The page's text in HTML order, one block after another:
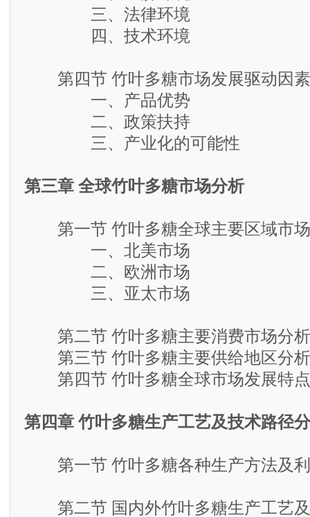
三、法律环境
四、技术环境
第四节 竹叶多糖市场发展驱动因
一、产品优势
二、政策扶持
三、产业化的可能性
第三章 全球竹叶多糖市场分析
第一节 竹叶多糖全球主要区域市
一、北美市场
二、欧洲市场
三、亚太市场
第二节 竹叶多糖主要消费市场分析
第三节 竹叶多糖主要供给地区分析
第四节 竹叶多糖全球市场发展特点
第四章 竹叶多糖生产工艺及技术路径
第一节 竹叶多糖各种生产方法及利
第二节 国内外竹叶多糖生产工艺